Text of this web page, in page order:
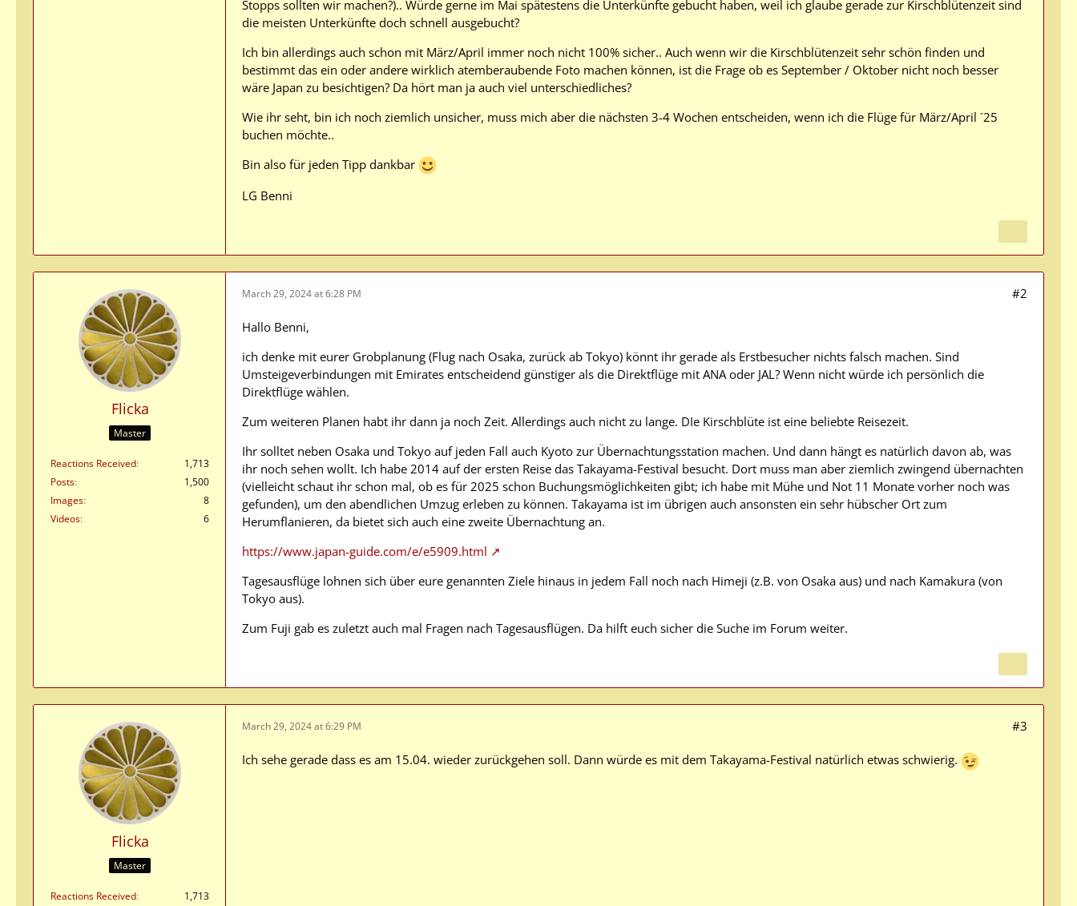
Stopps sollten wir machen?).. Würde gerne im Mai spätestens die Unterkünfte gebucht haben, weil ich glaube gerade zur Kirschblütenzeit sind
die meisten Unterkünfte doch schnell ausgebucht?
Ich bin allerdings auch schon mit März/April immer noch nicht 100% sicher.. Auch wenn wir die Kirschblütenzeit sehr schön finden und
bestimmt das ein oder andere wirklich atemberaubende Foto machen können, ist die Frage ob es September / Oktober nicht noch besser
wäre Japan zu besichtigen? Da hört man ja auch viel unterschiedliches?
Wie ihr seht, bin ich noch ziemlich unsicher, muss mich aber die nächsten 3-4 Wochen entscheiden, wenn ich die Flüge für März/April ´25
buchen möchte..
Bin also für jeden Tipp dankbar
LG Benni
Flicka
Master
Reactions Received
1,713
Posts
1,500
Images
8
Videos
6
March 29, 2024 at 6:28 PM #2
Hallo Benni,
ich denke mit eurer Grobplanung (Flug nach Osaka, zurück ab Tokyo) könnt ihr gerade als Erstbesucher nichts falsch machen. Sind
Umsteigeverbindungen mit Emirates entscheidend günstiger als die Direktflüge mit ANA oder JAL? Wenn nicht würde ich persönlich die
Direktflüge wählen.
Zum weiteren Planen habt ihr dann ja noch Zeit. Allerdings auch nicht zu lange. DIe Kirschblüte ist eine beliebte Reisezeit.
Ihr solltet neben Osaka und Tokyo auf jeden Fall auch Kyoto zur Übernachtungsstation machen. Und dann hängt es natürlich davon ab, was
ihr noch sehen wollt. Ich habe 2014 auf der ersten Reise das Takayama-Festival besucht. Dort muss man aber ziemlich zwingend übernachten
(vielleicht schaut ihr schon mal, ob es für 2025 schon Buchungsmöglichkeiten gibt; ich habe mit Mühe und Not 11 Monate vorher noch was
gefunden), um den abendlichen Umzug erleben zu können. Takayama ist im übrigen auch ansonsten ein sehr hübscher Ort zum
Herumflanieren, da bietet sich auch eine zweite Übernachtung an.
https://www.japan-guide.com/e/e5909.html
Tagesausflüge lohnen sich über eure genannten Ziele hinaus in jedem Fall noch nach Himeji (z.B. von Osaka aus) und nach Kamakura (von
Tokyo aus).
Zum Fuji gab es zuletzt auch mal Fragen nach Tagesausflügen. Da hilft euch sicher die Suche im Forum weiter.
Flicka
Master
Reactions Received
1,713
March 29, 2024 at 6:29 PM #3
Ich sehe gerade dass es am 15.04. wieder zurückgehen soll. Dann würde es mit dem Takayama-Festival natürlich etwas schwierig.